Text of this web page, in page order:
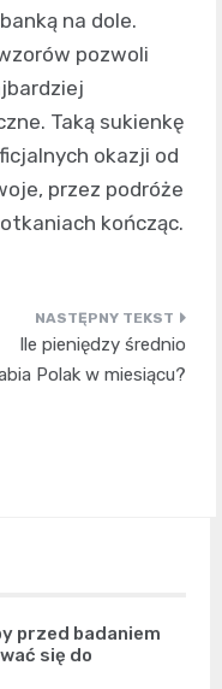
na dole.
pozwoli
Taką sukienkę
okazji od
przez podróże
kończąc.
Ile pieniędzy średnio
Polak w miesiącu?
przed badaniem
się do